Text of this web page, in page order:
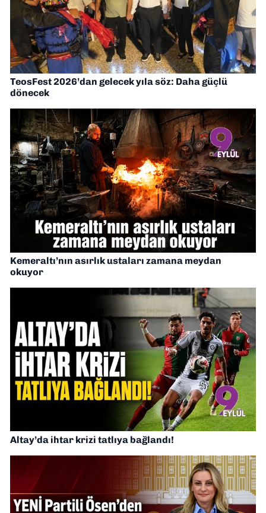
TeosFest 2026’dan gelecek yıla söz: Daha güçlü
dönecek
Kemeraltı’nın asırlık ustaları zamana meydan
okuyor
Altay’da ihtar krizi tatlıya bağlandı!